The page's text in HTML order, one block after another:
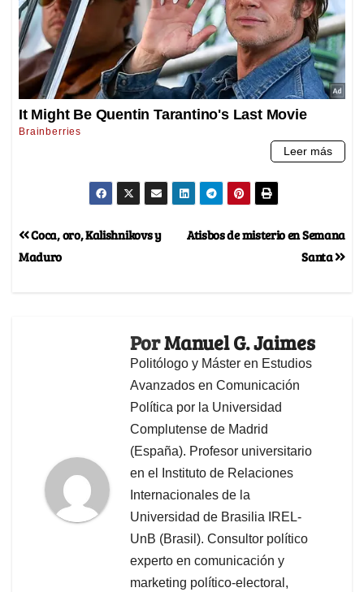
Atisbos de misterio en Semana
Santa
Coca, oro, Kalishnikovs y
Maduro
PorManuel G. Jaimes
Politólogo y Máster en Estudios
Avanzados en Comunicación
Política por la Universidad
Complutense de Madrid
(España). Profesor universitario
en el Instituto de Relaciones
Internacionales de la
Universidad de Brasilia IREL-
UnB (Brasil). Consultor político
experto en comunicación y
marketing político-electoral,